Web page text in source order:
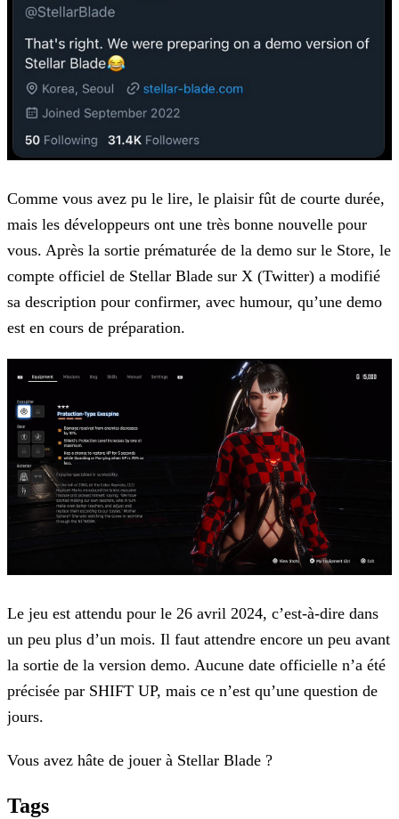
Comme vous avez pu le lire, le plaisir fût de courte durée,
mais les développeurs ont une très bonne nouvelle pour
vous. Après la sortie prématurée de la demo sur le Store, le
compte officiel de Stellar Blade sur X (Twitter) a modifié
sa description pour confirmer, avec humour, qu’une demo
est en cours de préparation.
Le jeu est attendu pour le 26 avril 2024, c’est-à-dire dans
un peu plus d’un mois. Il faut attendre encore un peu avant
la sortie de la version demo. Aucune date officielle n’a été
précisée par SHIFT UP, mais ce n’est qu’une question de
jours.
Vous avez hâte de jouer à Stellar Blade ?
Tags